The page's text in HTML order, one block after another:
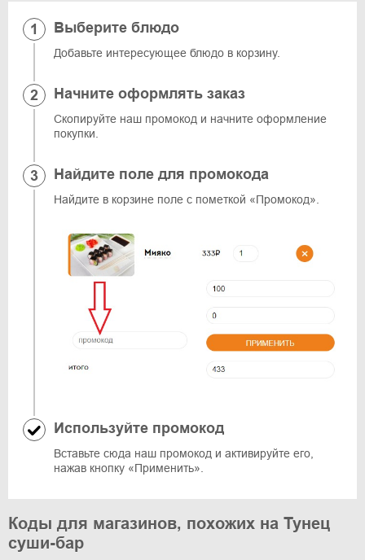
Выберите блюдо
Добавьте интересующее блюдо в корзину.
Начните оформлять заказ
Скопируйте наш промокод и начните оформление
покупки.
Найдите поле для промокода
Найдите в корзине поле с пометкой «Промокод».
Используйте промокод
Вставьте сюда наш промокод и активируйте его,
нажав кнопку «Применить».
Коды для магазинов, похожих на Тунец
суши-бар